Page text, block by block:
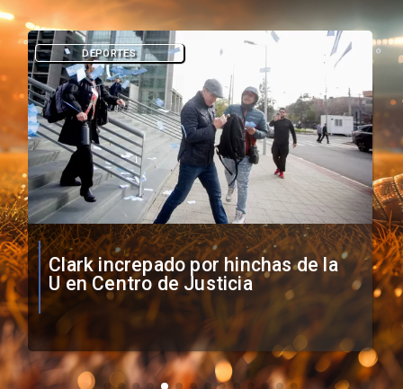
Vozinha firma contrato con Colo
Colo como nuevo arquero
DEPORTES